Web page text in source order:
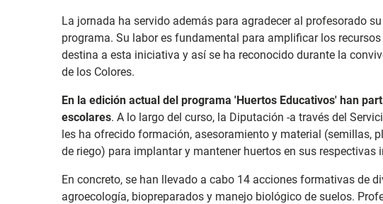
La jornada ha servido además para agradecer al profesorado
programa. Su labor es fundamental para amplificar los
destina a esta iniciativa y así se ha reconocido durante la
de los Colores.
En la edición actual del programa 'Huertos Educativos' han
escolares. A lo largo del curso, la Diputación -a través del
les ha ofrecido formación, asesoramiento y material (semillas,
de riego) para implantar y mantener huertos en sus respectivas
En concreto, se han llevado a cabo 14 acciones formativas de
agroecología, biopreparados y manejo biológico de suelos.